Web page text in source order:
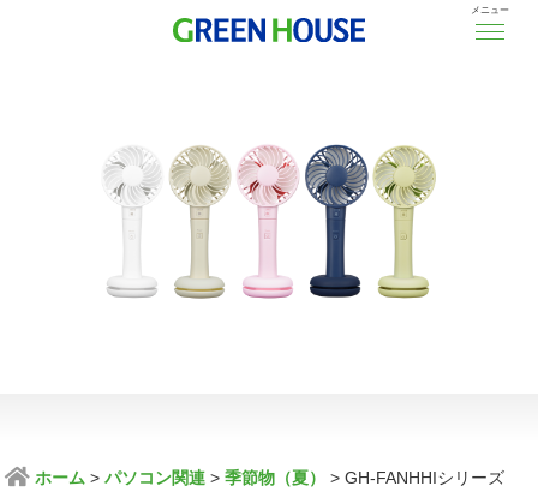
メニュー
ホーム パソコン関連 季節物（夏） GH-FANHHIシリーズ